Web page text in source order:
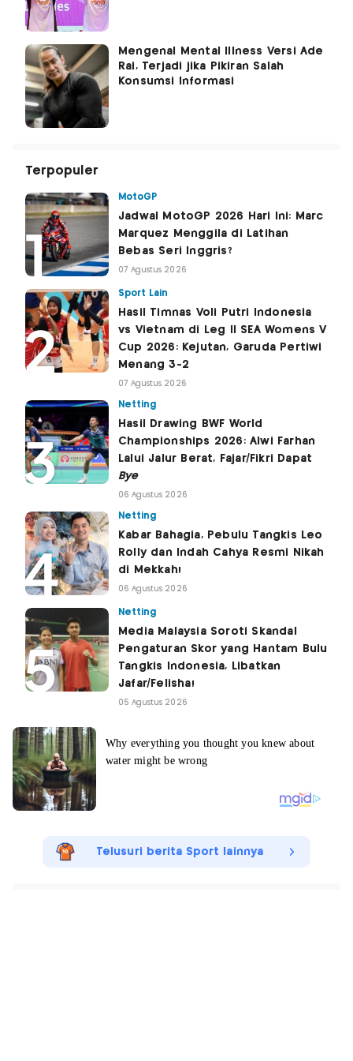
Mengenal Mental Illness Versi Ade
Rai, Terjadi jika Pikiran Salah
Konsumsi Informasi
Terpopuler
MotoGP
Jadwal MotoGP 2026 Hari Ini: Marc
Marquez Menggila di Latihan
Bebas Seri Inggris?
07 Agustus 2026
Sport Lain
Hasil Timnas Voli Putri Indonesia
vs Vietnam di Leg II SEA Womens V
Cup 2026: Kejutan, Garuda Pertiwi
Menang 3-2
07 Agustus 2026
Netting
Hasil Drawing BWF World
Championships 2026: Alwi Farhan
Lalui Jalur Berat, Fajar/Fikri Dapat
Bye
06 Agustus 2026
Netting
Kabar Bahagia, Pebulu Tangkis Leo
Rolly dan Indah Cahya Resmi Nikah
di Mekkah!
06 Agustus 2026
Netting
Media Malaysia Soroti Skandal
Pengaturan Skor yang Hantam Bulu
Tangkis Indonesia, Libatkan
Jafar/Felisha!
05 Agustus 2026
Telusuri berita Sport lainnya